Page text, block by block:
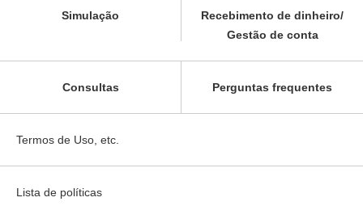
Simulação
Recebimento de dinheiro/
Gestão de conta
Consultas Perguntas frequentes
Termos de Uso, etc.
Lista de políticas